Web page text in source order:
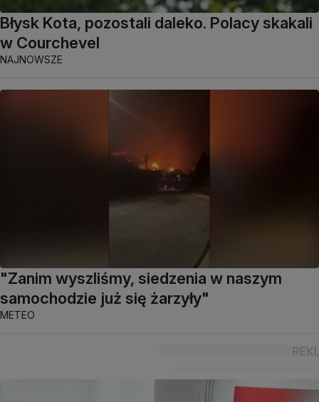
Błysk Kota, pozostali daleko. Polacy skakali
w Courchevel
NAJNOWSZE
"Zanim wyszliśmy, siedzenia w naszym
samochodzie już się żarzyły"
METEO